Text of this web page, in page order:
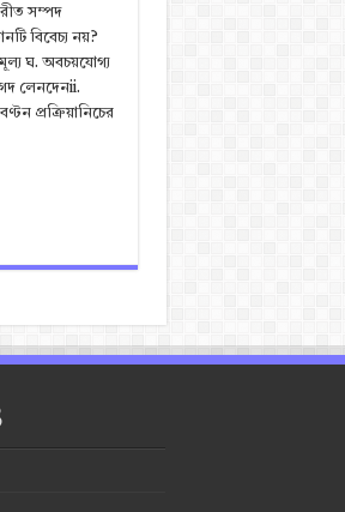
সম্পদ
বিবেচ্য নয়?
ঘ. অবচয়যোগ্য
লেনদেনii.
প্রক্রিয়ানিচের